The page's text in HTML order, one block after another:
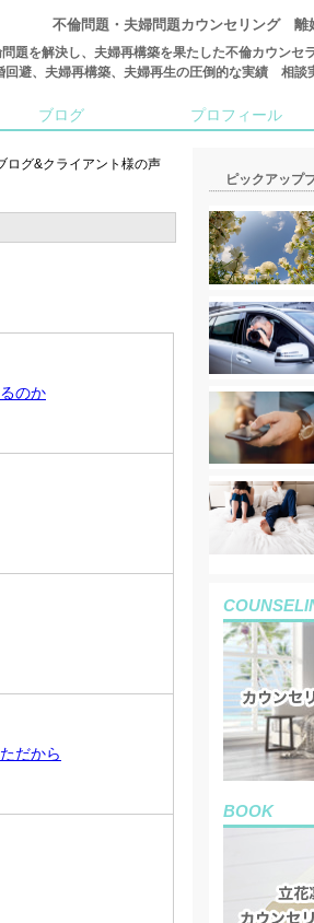
不倫問題・夫婦問題カウンセリング 離
題を解決し、夫婦再構築を果たした不倫カウンセ
回避、夫婦再構築、夫婦再生の圧倒的な実績 相談
ブログ プロフィール
グ&クライアント様の声
のか
だから
ピックアップ
BOOK